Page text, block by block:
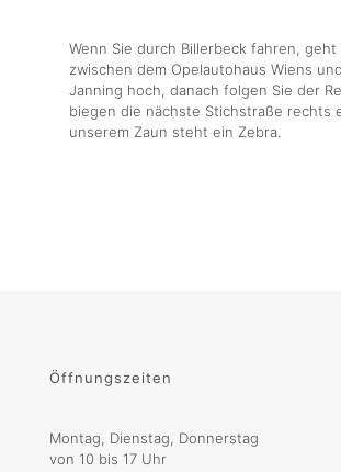
Wenn Sie durch Billerbeck fahren,
zwischen dem Opelautohaus Wiens
Janning hoch, danach folgen Sie der
biegen die nächste Stichstraße rechts
unserem Zaun steht ein Zebra.
Öffnungszeiten
Montag, Dienstag, Donnerstag
von 10 bis 17 Uhr